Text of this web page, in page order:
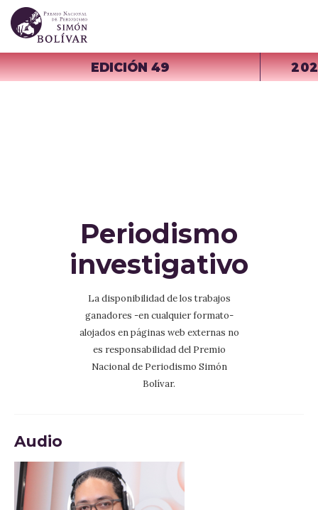
EDICIÓN 49
Periodismo
investigativo
La disponibilidad de los trabajos
ganadores -en cualquier formato-
alojados en páginas web externas no
es responsabilidad del Premio
Nacional de Periodismo Simón
Bolívar.
Audio